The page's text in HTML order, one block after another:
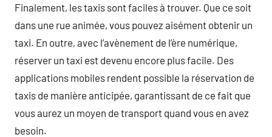
Finalement, les taxis sont faciles à trouver. Que ce soit
dans une rue animée, vous pouvez aisément obtenir un
taxi. En outre, avec l’avènement de l’ère numérique,
réserver un taxi est devenu encore plus facile. Des
applications mobiles rendent possible la réservation de
taxis de manière anticipée, garantissant de ce fait que
vous aurez un moyen de transport quand vous en avez
besoin.